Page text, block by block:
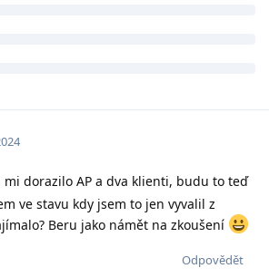
mi dorazilo AP a dva klienti, budu to teď
ve stavu kdy jsem to jen vyvalil z
Beru jako námět na zkoušení
Odpovědět